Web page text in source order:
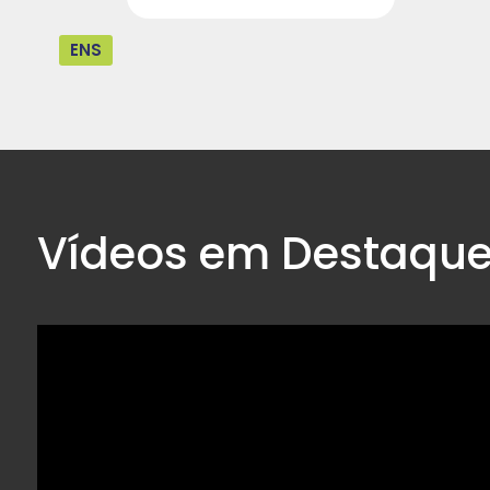
ENS
Vídeos em